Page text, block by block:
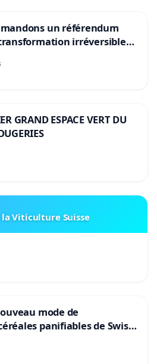
un référendum
irréversible
GRAND ESPACE VERT DU
Viticulture Suisse
mode de
panifiables de Swiss
teneur en protéines